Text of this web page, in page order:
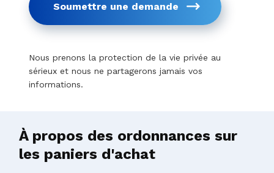
Soumettre une demande
Nous prenons la protection de la vie privée au
sérieux et nous ne partagerons jamais vos
informations.
À propos des ordonnances sur
les paniers d'achat